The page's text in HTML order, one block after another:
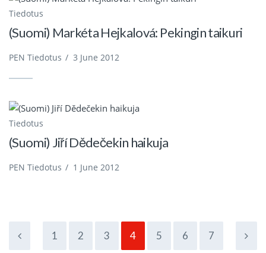
Tiedotus
(Suomi) Markéta Hejkalová: Pekingin taikuri
PEN Tiedotus / 3 June 2012
Tiedotus
(Suomi) Jiří Dědečekin haikuja
PEN Tiedotus / 1 June 2012
1 2 3 4 5 6 7